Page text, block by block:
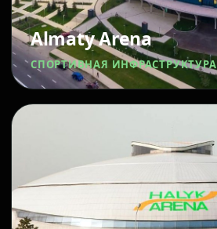
Almaty Arena
СПОРТИВНАЯ ИНФРАСТРУКТУРА